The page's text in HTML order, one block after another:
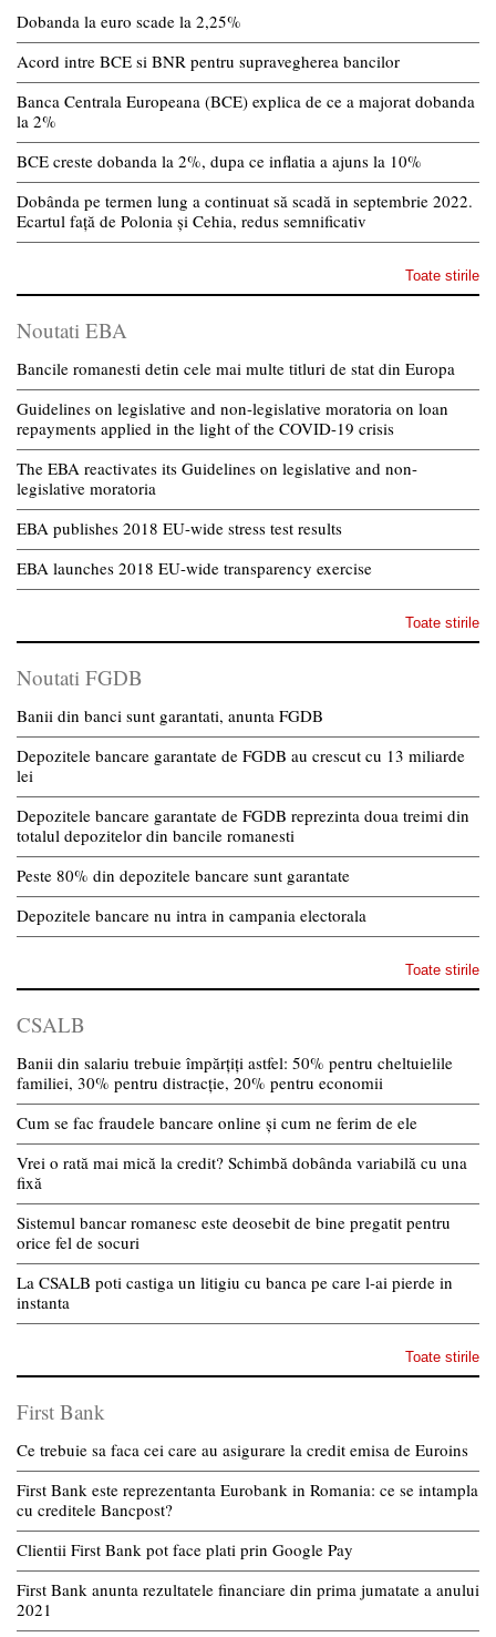
Dobanda la euro scade la 2,25%
Acord intre BCE si BNR pentru supravegherea bancilor
Banca Centrala Europeana (BCE) explica de ce a majorat dobanda
la 2%
BCE creste dobanda la 2%, dupa ce inflatia a ajuns la 10%
Dobânda pe termen lung a continuat să scadă in septembrie 2022.
Ecartul față de Polonia și Cehia, redus semnificativ
Toate stirile
Noutati EBA
Bancile romanesti detin cele mai multe titluri de stat din Europa
Guidelines on legislative and non-legislative moratoria on loan
repayments applied in the light of the COVID-19 crisis
The EBA reactivates its Guidelines on legislative and non-
legislative moratoria
EBA publishes 2018 EU-wide stress test results
EBA launches 2018 EU-wide transparency exercise
Toate stirile
Noutati FGDB
Banii din banci sunt garantati, anunta FGDB
Depozitele bancare garantate de FGDB au crescut cu 13 miliarde
lei
Depozitele bancare garantate de FGDB reprezinta doua treimi din
totalul depozitelor din bancile romanesti
Peste 80% din depozitele bancare sunt garantate
Depozitele bancare nu intra in campania electorala
Toate stirile
CSALB
Banii din salariu trebuie împărțiți astfel: 50% pentru cheltuielile
familiei, 30% pentru distracție, 20% pentru economii
Cum se fac fraudele bancare online și cum ne ferim de ele
Vrei o rată mai mică la credit? Schimbă dobânda variabilă cu una
fixă
Sistemul bancar romanesc este deosebit de bine pregatit pentru
orice fel de socuri
La CSALB poti castiga un litigiu cu banca pe care l-ai pierde in
instanta
Toate stirile
First Bank
Ce trebuie sa faca cei care au asigurare la credit emisa de Euroins
First Bank este reprezentanta Eurobank in Romania: ce se intampla
cu creditele Bancpost?
Clientii First Bank pot face plati prin Google Pay
First Bank anunta rezultatele financiare din prima jumatate a anului
2021